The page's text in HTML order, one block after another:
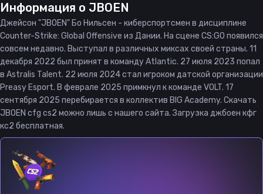
Информация о JBOEN
Джейсон "JBOEN" Бо Нильсен - киберспортсмен в дисциплине
Counter-Strike: Global Offensive из Дании. На сцене CS:GO появился
совсем недавно. Выступал в различных миксах своей страны. 11
декабря 2022 был принят в команду Atlantic. 27 июля 2023 попал
в Astralis Talent. 22 июля 2024 стал игроком датской организации
Preasy Esport. В феврале 2025 примкнул к команде VOLT. 17
сентября 2025 перебирается в коллектив BIG Academy. Скачать
JBOEN cfg cs2 можно лишь с нашего сайта. Загрузка джбоен кфг
кс2 бесплатная.